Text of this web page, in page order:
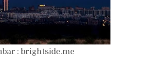
: brightside.me